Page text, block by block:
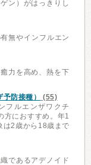
ン）がはっきりし
無やインフルエン
力を高め、熱を下
防接種）
(55)
フルエンザワクチ
方におすすめ。年1
は2歳から18歳まで
であるアデノイド